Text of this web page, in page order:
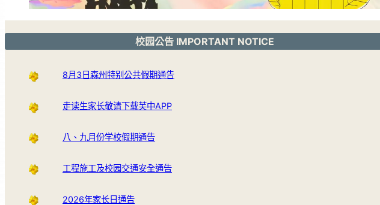
校园公告 IMPORTANT NOTICE
8月3日森州特别公共假期通告
走读生家长敬请下载芙中APP
八、九月份学校假期通告
工程施工及校园交通安全通告
2026年家长日通告